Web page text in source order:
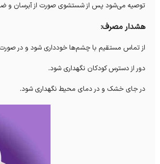
توصیه می‌شود پس از شستشوی صورت از آبرسان و ضد
هشدار مصرف:
از تماس مستقیم با چشم‌ها خودداری شود و در
دور از دسترس کودکان نگهداری شود.
در جای خشک و در دمای محیط نگهداری شود.